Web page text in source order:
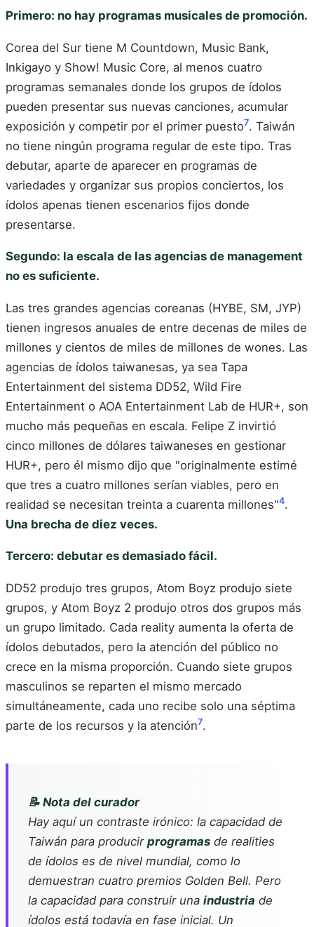
Primero: no hay programas musicales de promoción.
Corea del Sur tiene M Countdown, Music Bank,
Inkigayo y Show! Music Core, al menos cuatro
programas semanales donde los grupos de ídolos
pueden presentar sus nuevas canciones, acumular
exposición y competir por el primer puesto7. Taiwán
no tiene ningún programa regular de este tipo. Tras
debutar, aparte de aparecer en programas de
variedades y organizar sus propios conciertos, los
ídolos apenas tienen escenarios fijos donde
presentarse.
Segundo: la escala de las agencias de management
no es suficiente.
Las tres grandes agencias coreanas (HYBE, SM, JYP)
tienen ingresos anuales de entre decenas de miles de
millones y cientos de miles de millones de wones. Las
agencias de ídolos taiwanesas, ya sea Tapa
Entertainment del sistema DD52, Wild Fire
Entertainment o AOA Entertainment Lab de HUR+, son
mucho más pequeñas en escala. Felipe Z invirtió
cinco millones de dólares taiwaneses en gestionar
HUR+, pero él mismo dijo que "originalmente estimé
que tres a cuatro millones serían viables, pero en
realidad se necesitan treinta a cuarenta millones"4.
Una brecha de diez veces.
Tercero: debutar es demasiado fácil.
DD52 produjo tres grupos, Atom Boyz produjo siete
grupos, y Atom Boyz 2 produjo otros dos grupos más
un grupo limitado. Cada reality aumenta la oferta de
ídolos debutados, pero la atención del público no
crece en la misma proporción. Cuando siete grupos
masculinos se reparten el mismo mercado
simultáneamente, cada uno recibe solo una séptima
parte de los recursos y la atención7.
📝 Nota del curador
Hay aquí un contraste irónico: la capacidad de
Taiwán para producir programas de realities
de ídolos es de nivel mundial, como lo
demuestran cuatro premios Golden Bell. Pero
la capacidad para construir una industria de
ídolos está todavía en fase inicial. Un